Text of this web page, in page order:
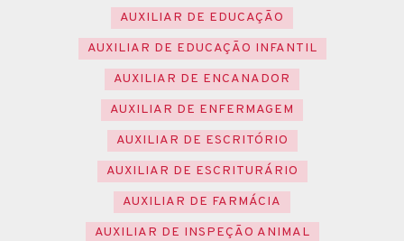
AUXILIAR DE EDUCAÇÃO
AUXILIAR DE EDUCAÇÃO INFANTIL
AUXILIAR DE ENCANADOR
AUXILIAR DE ENFERMAGEM
AUXILIAR DE ESCRITÓRIO
AUXILIAR DE ESCRITURÁRIO
AUXILIAR DE FARMÁCIA
AUXILIAR DE INSPEÇÃO ANIMAL